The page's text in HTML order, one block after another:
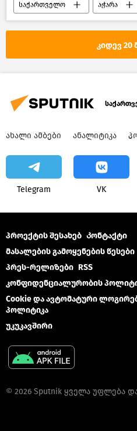
საქართველო აჭარა
აჭარის მთავრობა
ტურიზმი ტურიზმი
ახალი ამბები
კიდევ 20
ᲐᲮᲐᲚᲘ ᲐᲛᲑᲔᲑᲘ ᲐᲜᲐᲚᲘᲢᲘᲙᲐ
Telegram VK
პროექტის შესახებ Კონტაქტი
მასალების გამოყენების წესები
პრეს-რელიზები RSS
კონფიდენციალურობის
Cookie და ავტომატური
პოლიტიკა
უკუკავშირი
© 2026 Sputnik ყველა უფლება